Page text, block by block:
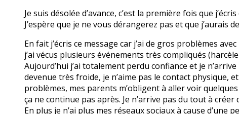
Je suis désolée d’avance, c’est la première fois que
J’espère que je ne vous dérangerez pas et que j’aurais
En fait j’écris ce message car j’ai de gros problèmes
j’ai vécus plusieurs événements très compliqués
Aujourd’hui j’ai totalement perdu confiance et je
devenue très froide, je n’aime pas le contact physique,
problèmes, mes parents m’obligent à aller voir
ça ne continue pas après. Je n’arrive pas du tout à créer
En plus je n’ai plus mes réseaux sociaux à cause d’une